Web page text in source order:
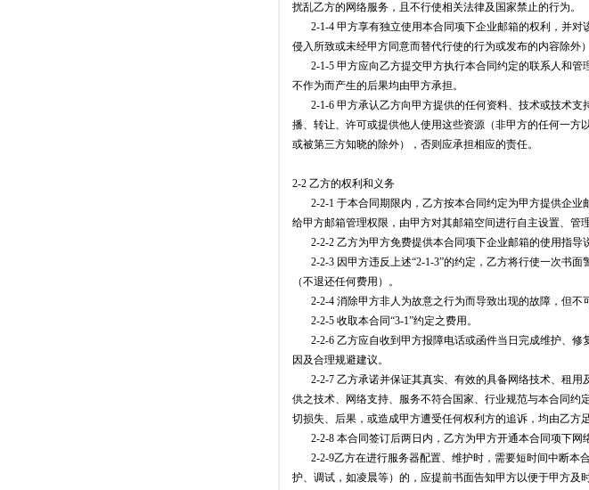
扰乱乙方的网络服务，且不行使相关法律及国家禁止的行为。
2-1-4 甲方享有独立使用本合同项下企业邮箱的权利，并对
侵入所致或未经甲方同意而替代行使的行为或发布的内容除外）
2-1-5 甲方应向乙方提交甲方执行本合同约定的联系人和管
不作为而产生的后果均由甲方承担。
2-1-6 甲方承认乙方向甲方提供的任何资料、技术或技术支
播、转让、许可或提供他人使用这些资源（非甲方的任何一
或被第三方知晓的除外），否则应承担相应的责任。
2-2 乙方的权利和义务
2-2-1 于本合同期限内，乙方按本合同约定为甲方提供企业
给甲方邮箱管理权限，由甲方对其邮箱空间进行自主设置、管理
2-2-2 乙方为甲方免费提供本合同项下企业邮箱的使用指导
2-2-3 因甲方违反上述“2-1-3”的约定，乙方将行使一次书面
（不退还任何费用）。
2-2-4 消除甲方非人为故意之行为而导致出现的故障，但不
2-2-5 收取本合同“3-1”约定之费用。
2-2-6 乙方应自收到甲方报障电话或函件当日完成维护、修
因及合理规避建议。
2-2-7 乙方承诺并保证其真实、有效的具备网络技术、租用
供之技术、网络支持、服务不符合国家、行业规范与本合同
切损失、后果，或造成甲方遭受任何权利方的追诉，均由乙方
2-2-8 本合同签订后两日内，乙方为甲方开通本合同项下网
2-2-9乙方在进行服务器配置、维护时，需要短时间中断本
护、调试，如凌晨等）的，应提前书面告知甲方以便于甲方及